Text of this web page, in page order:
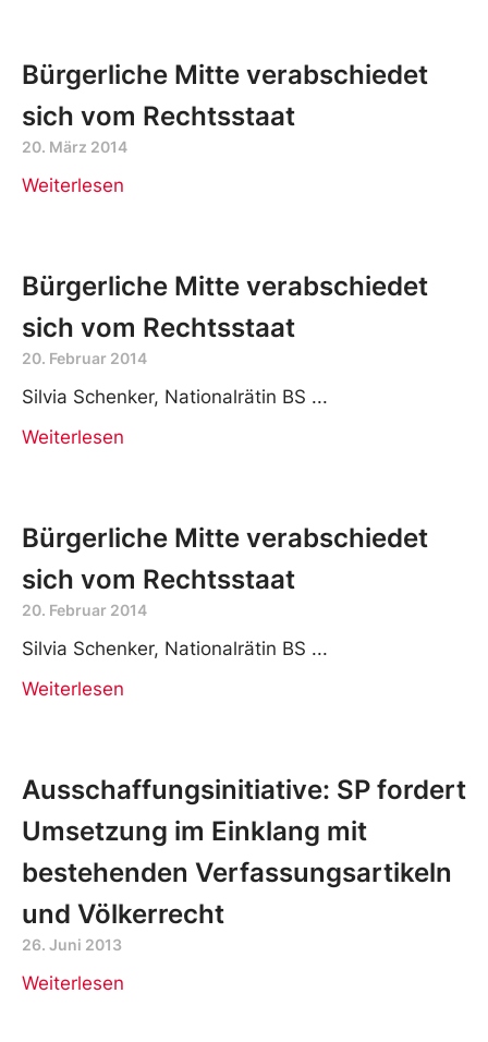
Bürgerliche Mitte verabschiedet
sich vom Rechtsstaat
20. März 2014
Weiterlesen
Bürgerliche Mitte verabschiedet
sich vom Rechtsstaat
20. Februar 2014
Silvia Schenker, Nationalrätin BS
Weiterlesen
Bürgerliche Mitte verabschiedet
sich vom Rechtsstaat
20. Februar 2014
Silvia Schenker, Nationalrätin BS
Weiterlesen
Ausschaffungsinitiative: SP fordert
Umsetzung im Einklang mit
bestehenden Verfassungsartikeln
und Völkerrecht
26. Juni 2013
Weiterlesen